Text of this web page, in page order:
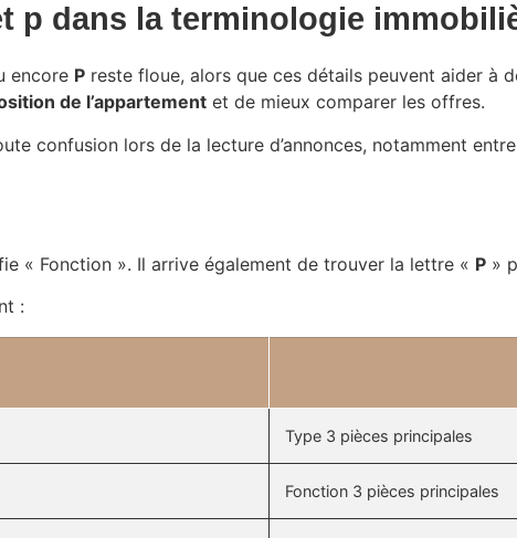
p dans la terminologie
encore P reste floue, alors que ces détails peuvent aider à
de l’appartement et de mieux comparer les offres.
confusion lors de la lecture d’annonces, notamment entre
« Fonction ». Il arrive également de trouver la lettre « P »
:
Type 3 pièces principales
Fonction 3 pièces principales